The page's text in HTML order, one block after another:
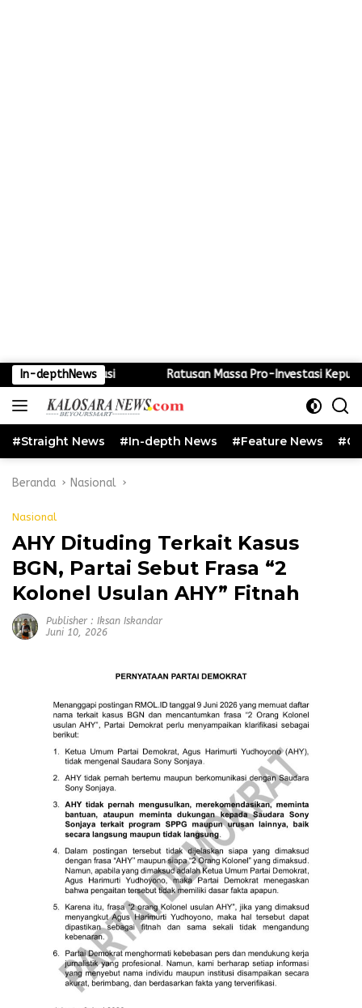
Langsung
ke
konten
In-depthNews
Ratusan Massa Pro-Investasi Kepung Gedung DPRD dan Kantor
#Straight News #In-depth News #Feature News
Beranda Nasional
Nasional
AHY Dituding Terkait Kasus
BGN, Partai Sebut Frasa “2
Kolonel Usulan AHY” Fitnah
Publisher : Iksan Iskandar
Juni 10, 2026